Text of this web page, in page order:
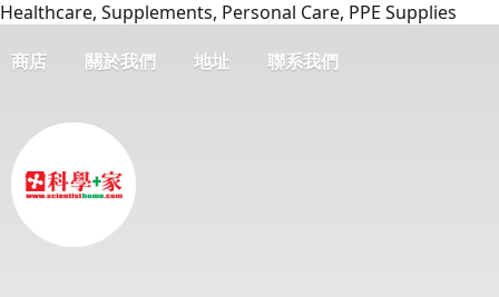
Healthcare, Supplements, Personal Care, PPE Supplies
商店 關於我們 地址 聯系我們